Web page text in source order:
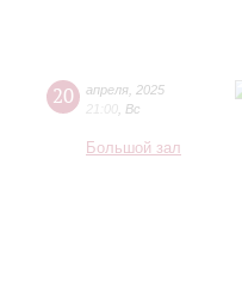
20 апреля 2025
21:00 Вс
Большой зал